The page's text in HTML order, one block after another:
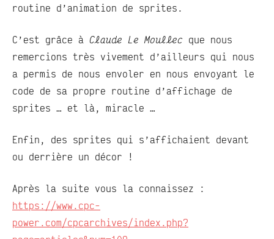
routine d’animation de sprites.
C’est grâce à Claude Le Moullec que nous
remercions très vivement d’ailleurs qui nous
a permis de nous envoler en nous envoyant le
code de sa propre routine d’affichage de
sprites … et là, miracle …
Enfin, des sprites qui s’affichaient devant
ou derrière un décor !
Après la suite vous la connaissez :
https://www.cpc-
power.com/cpcarchives/index.php?